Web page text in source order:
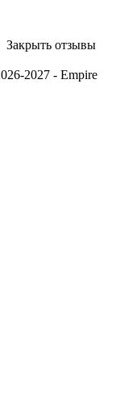
Закрыть отзывы